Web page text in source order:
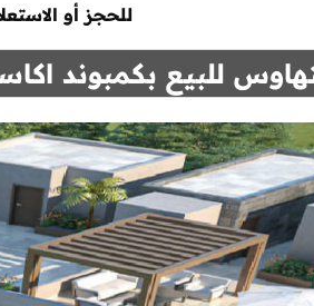
للحجز أو
للبيع بكمبوند